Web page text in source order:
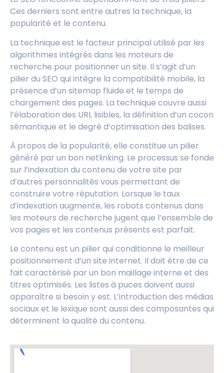
Ces derniers sont entre autres la technique, la
popularité et le contenu.
La technique est le facteur principal utilisé par les
algorithmes intégrés dans les moteurs de
recherche pour positionner un site. Il s’agit d’un
pilier du SEO qui intègre la compatibilité mobile, la
présence d’un sitemap fluide et le temps de
chargement des pages. La technique couvre aussi
l’élaboration des URL lisibles, la définition d’un cocon
sémantique et le degré d’optimisation des balises.
À propos de la popularité, elle constitue un pilier
généré par un bon netlinking. Le processus se fonde
sur l’indexation du contenu de votre site par
d’autres personnalités vous permettant de
construire votre réputation. Lorsque le taux
d’indexation augmente, les robots contenus dans
les moteurs de recherche jugent que l’ensemble de
vos pages et les contenus présents est parfait.
Le contenu est un pilier qui conditionne le meilleur
positionnement d’un site internet. Il doit être de ce
fait caractérisé par un bon maillage interne et des
titres optimisés. Les listes à puces doivent aussi
apparaître si besoin y est. L’introduction des médias
sociaux et le lexique sont aussi des composantes qui
déterminent la qualité du contenu.